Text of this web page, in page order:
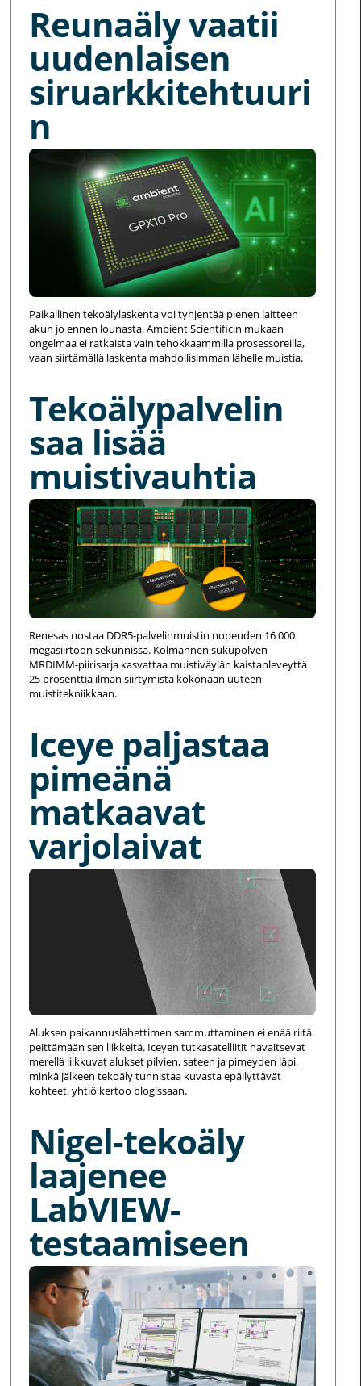
Reunaäly vaatii
uudenlaisen
siruarkkitehtuuri
n
Paikallinen tekoälylaskenta voi tyhjentää pienen laitteen
akun jo ennen lounasta. Ambient Scientificin mukaan
ongelmaa ei ratkaista vain tehokkaammilla prosessoreilla,
vaan siirtämällä laskenta mahdollisimman lähelle muistia.
Tekoälypalvelin
saa lisää
muistivauhtia
Renesas nostaa DDR5-palvelinmuistin nopeuden 16 000
megasiirtoon sekunnissa. Kolmannen sukupolven
MRDIMM-piirisarja kasvattaa muistiväylän kaistanleveyttä
25 prosenttia ilman siirtymistä kokonaan uuteen
muistitekniikkaan.
Iceye paljastaa
pimeänä
matkaavat
varjolaivat
Aluksen paikannuslähettimen sammuttaminen ei enää riitä
peittämään sen liikkeitä. Iceyen tutkasatelliitit havaitsevat
merellä liikkuvat alukset pilvien, sateen ja pimeyden läpi,
minkä jälkeen tekoäly tunnistaa kuvasta epäilyttävät
kohteet, yhtiö kertoo blogissaan.
Nigel-tekoäly
laajenee
LabVIEW-
testaamiseen